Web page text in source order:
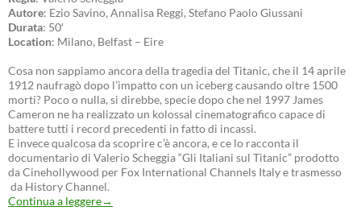
Autore: Ezio Savino, Annalisa Reggi, Stefano Paolo Giussani
Durata: 50′
Location: Milano, Belfast – Eire
Cosa non sappiamo ancora della tragedia del Titanic, che il 14 aprile
1912 naufragò dopo l’impatto con un iceberg causando oltre 1500
morti? Poco o nulla, si direbbe, specie dopo che nel 1997 James
Cameron ne ha realizzato un kolossal cinematografico capace di
battere tutti i record precedenti in fatto di incassi.
E invece qualcosa da scoprire c’è ancora, e ce lo racconta il
documentario di Valerio Scheggia “Gli Italiani sul Titanic” prodotto
da Cinehollywood per Fox International Channels Italy e trasmesso
da History Channel.
Continua a leggere→